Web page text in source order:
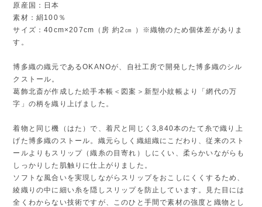
原産国：日本
素材：絹100％
サイズ：40cm×207cm（房 約2㎝ ）※織物のため個体差がありま
す。
博多織の織元であるOKANOが、自社工房で開発した博多織のシル
クストール。
葛飾北斎が作成した絵手本帳＜図案＞新型小紋帳より「網代の万
字」の柄を織り上げました。
着物と同じ機（はた）で、着尺と同じく3,840本のたて糸で織り上
げた博多織のストール。織元らしく織組織にこだわり、従来のスト
ールよりもスリップ（織糸の目寄れ）しにくい、柔らかいながらも
しっかりした肌触りに仕上がりました。
ソフトな風合いを実現しながらスリップをおこしにくくするため、
綾織りの中に細い糸を隠しスリップを防止しています。見た目には
全くわからない技術ですが、このひと手間で素材の強度と織物とし